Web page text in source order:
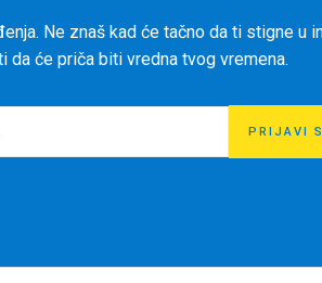
Ne znaš kad će tačno da ti stigne u
da će priča biti vredna tvog vremena.
PRIJAVI